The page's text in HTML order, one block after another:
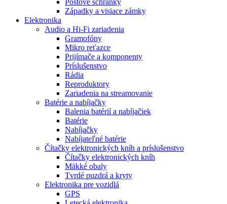
Západky a visiace zámky
Elektronika
Audio a Hi-Fi zariadenia
Gramofóny
Mikro reťazce
Prijímače a komponenty
Príslušenstvo
Rádia
Reproduktory
Zariadenia na streamovanie
Batérie a nabíjačky
Balenia batérií a nabíjačiek
Batérie
Nabíjačky
Nabíjateľné batérie
Čítačky elektronických kníh a príslušenstvo
Čítačky elektronických kníh
Mäkké obaly
Tvrdé puzdrá a kryty
Elektronika pre vozidlá
GPS